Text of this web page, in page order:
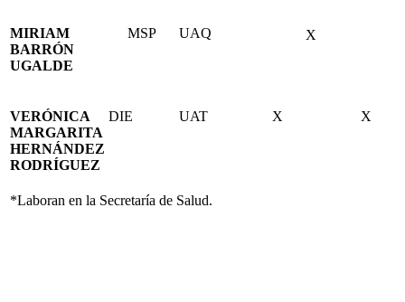
MIRIAM
BARRÓN
UGALDE
MSP UAQ X
VERÓNICA
MARGARITA
HERNÁNDEZ
RODRÍGUEZ
DIE UAT X X
*Laboran en la Secretaría de Salud.